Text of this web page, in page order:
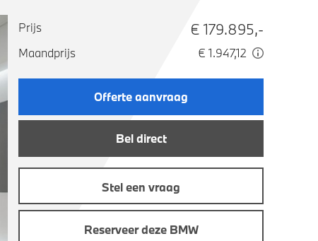
Prijs € 179.895,-
Maandprijs € 1.947,12
Offerte aanvraag
Bel direct
Stel een vraag
Reserveer deze BMW